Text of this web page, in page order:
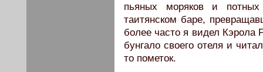
пьяных моряков и потных
таитянском баре,
более часто я видел
бунгало своего отеля и
то пометок.